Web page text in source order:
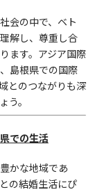
会の中で、ベト
解し、尊重し合
ます。アジア国際
島根県での国際
とのつながりも深
う。
での生活
かな地域であ
の結婚生活にぴ